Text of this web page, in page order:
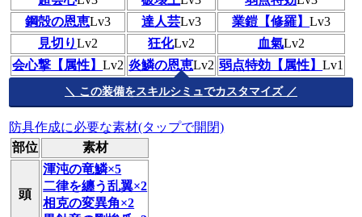
鋼殻の恩恵Lv3 達人芸Lv3 業鎧【修羅】Lv3
見切りLv2 狂化Lv2 血氣Lv2
会心撃【属性】Lv2 炎鱗の恩恵Lv2 弱点特効【属性】Lv1
＼ この装備をスキルシミュでカスタマイズ ／
防具作成に必要な素材(タップで開閉)
部位
素材
頭
渾沌の竜鱗×5
二律を纏う乱翼×2
相克の変異角×2